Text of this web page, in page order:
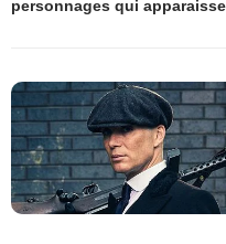
personnages qui